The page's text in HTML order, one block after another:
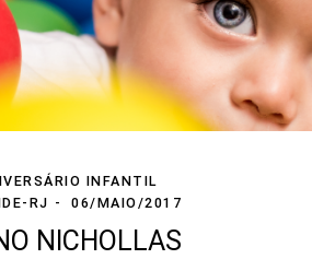
INFANTIL
RJ
06/MAIO/2017
NICHOLLAS